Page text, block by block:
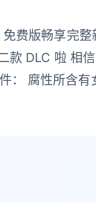
费版畅享完
款 DLC 啦
： 腐性所含